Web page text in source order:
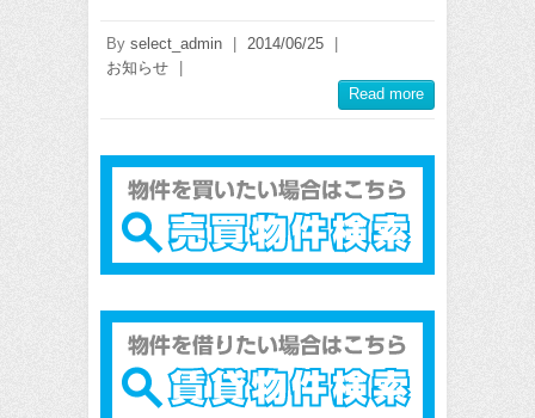
By select_admin | 2014/06/25
|
お知らせ
|
Read more